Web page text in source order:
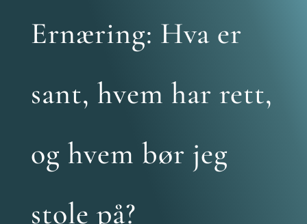
Ernæring: Hva er
sant, hvem har rett,
og hvem bør jeg
stole på?